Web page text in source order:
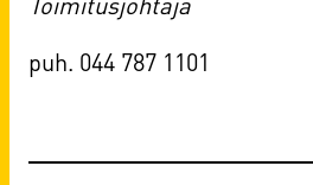
puh. 044 787 1101​​​​​​​